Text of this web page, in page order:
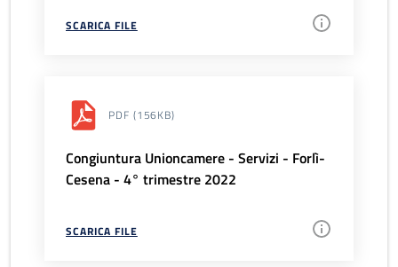
SCARICA FILE
PDF (156KB)
Congiuntura Unioncamere - Servizi - Forlì-
Cesena - 4° trimestre 2022
SCARICA FILE